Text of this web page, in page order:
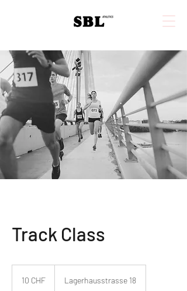
Track Class
Franken
10 CHF Lagerhausstrasse 18